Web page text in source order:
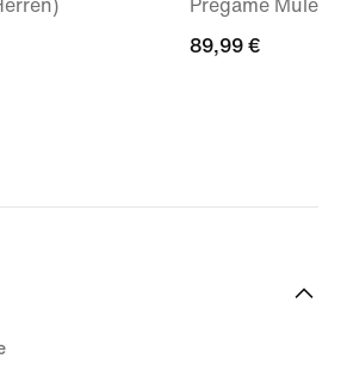
Pregame Mule
89,99 €
89,99 €